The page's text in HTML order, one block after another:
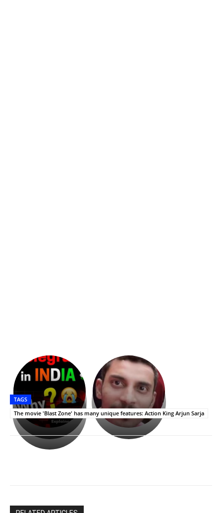
భగవంతుని
ప్రసాదం
తీర్థం..తులసీదళం
లేకుండా
అసంపూర్ణం
కేజీఎఫ్
సినిమాతో
పాన్
ఇండియా
స్టార్
హీరోయిన్‏గా
శ్రీనిధి
Upasana:
భర్తపై
రివెంజ్
తీర్చుకున్న
ఉపాసన..
పాపం
రామ్
TAGS
The movie 'Blast Zone' has many unique features: Action King Arjun Sarja